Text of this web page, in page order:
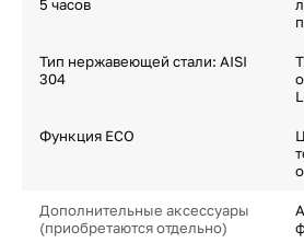
5 часов
Тип нержавеющей стали: AISI
304
Функция ECO
Дополнительные аксессуары
(приобретаются отдельно)